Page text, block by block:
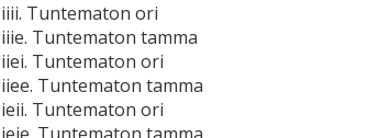
iiii. Tuntematon ori
iiie. Tuntematon tamma
iiei. Tuntematon ori
iiee. Tuntematon tamma
ieii. Tuntematon ori